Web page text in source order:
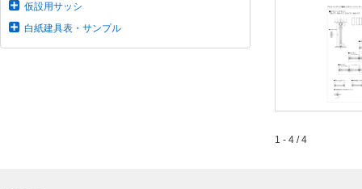
仮設用サッシ
白紙建具表・サンプル
1 - 4 / 4